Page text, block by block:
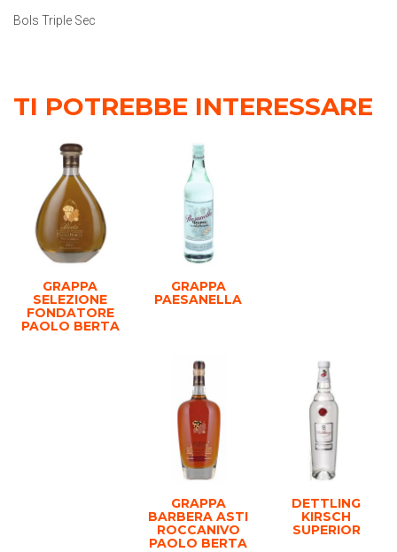
Bols Triple Sec
TI POTREBBE INTERESSARE
GRAPPA
SELEZIONE
FONDATORE
PAOLO BERTA
GRAPPA
PAESANELLA
GRAPPA
BARBERA ASTI
ROCCANIVO
PAOLO BERTA
DETTLING
KIRSCH
SUPERIOR